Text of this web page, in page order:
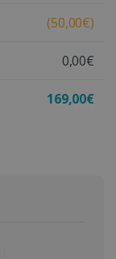
(50,00€)
0,00€
169,00€